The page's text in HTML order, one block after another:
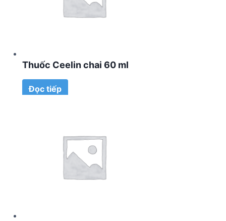
Thuốc Ceelin chai 60 ml
Đọc tiếp